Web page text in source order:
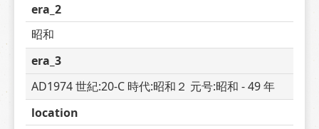
era_2
昭和
era_3
AD1974 世紀:20-C 時代:昭和２ 元号:昭和 - 49 年
location